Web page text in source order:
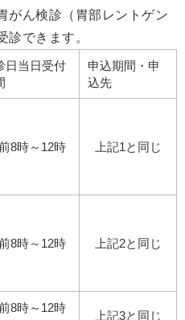
がん検診（胃部レントゲン
診できます。
日当日受付
申込期間・申
込先
8時～12時 上記1と 同じ
8時～12時 上記2と同じ
8時～12時
上記3と同じ